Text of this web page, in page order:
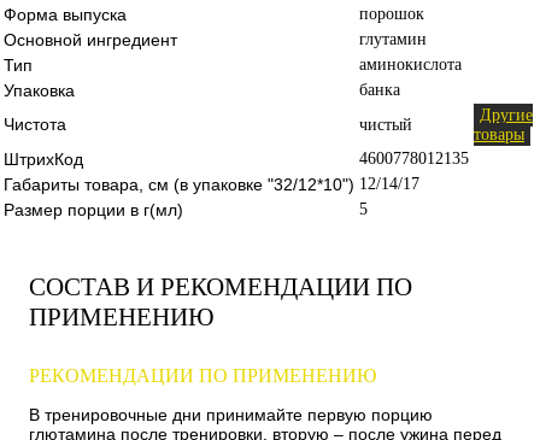
Форма выпуска порошок
Основной ингредиент глутамин
Тип аминокислота
Упаковка банка
Чистота чистый
Другие
товары
ШтрихКод 4600778012135
Габариты товара, см (в упаковке "32/12*10") 12/14/17
Размер порции в г(мл) 5
СОСТАВ И РЕКОМЕНДАЦИИ ПО
ПРИМЕНЕНИЮ
РЕКОМЕНДАЦИИ ПО ПРИМЕНЕНИЮ
В тренировочные дни принимайте первую порцию
глютамина после тренировки, вторую – после ужина перед